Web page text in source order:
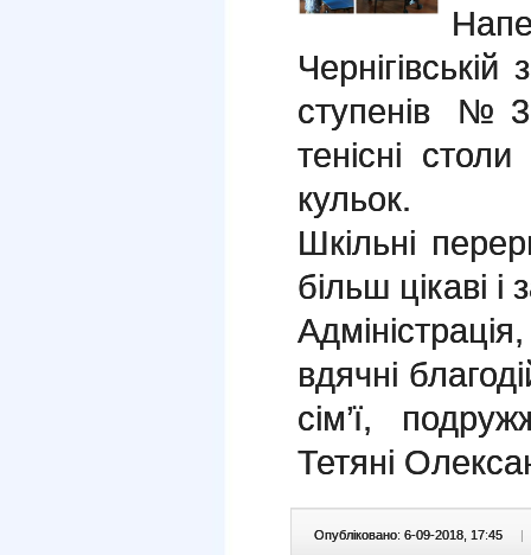
Чернігівській
ступенів
тенісні
кульок.
Шкільні
більш цікаві
вдячні
сім’ї,
Тетяні
Опубліковано: 6-09-2018, 17:45 |